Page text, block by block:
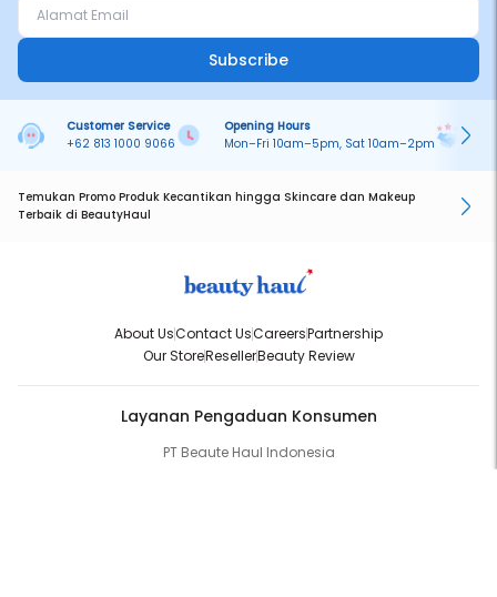
Subscribe
Customer Service
+62 813 1000 9066
Opening Hours
Mon–Fri 10am–5pm, Sat 10am–2pm
Temukan Promo Produk Kecantikan hingga Skincare dan Makeup
Terbaik di BeautyHaul
About UsContact UsCareersPartnership
Our StoreResellerBeauty Review
Layanan Pengaduan Konsumen
PT Beaute Haul Indonesia